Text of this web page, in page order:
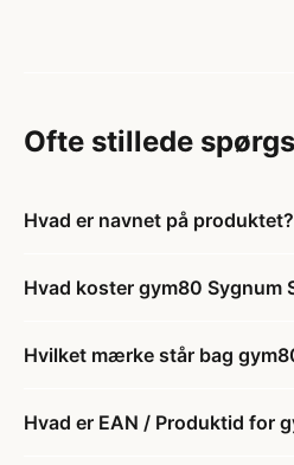
Ofte stillede
Hvad er navnet på produktet?
Hvad koster gym80 Sygnum
Hvilket mærke står bag
Hvad er EAN / Produktid for